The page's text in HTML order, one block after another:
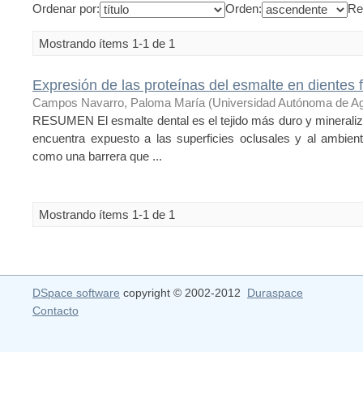
Ordenar por: Orden:
Mostrando ítems 1-1 de 1
Expresión de las proteínas del esmalte en dientes
Campos Navarro, Paloma María (Universidad Autónoma de
RESUMEN El esmalte dental es el tejido más duro y
encuentra expuesto a las superficies oclusales y al
como una barrera que ...
Mostrando ítems 1-1 de 1
DSpace software copyright © 2002-2012 Duraspace
Contacto